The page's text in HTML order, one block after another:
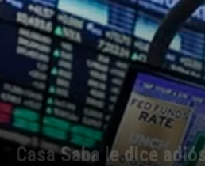
Casa Saba le dice